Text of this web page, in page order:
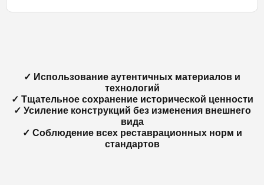
✓ Использование аутентичных материалов и
технологий
✓ Тщательное сохранение исторической ценности
✓ Усиление конструкций без изменения внешнего
вида
✓ Соблюдение всех реставрационных норм и
стандартов